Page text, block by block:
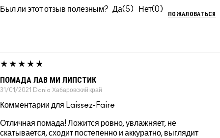
Был ли этот отзыв полезным? 5 0
ПОЖАЛОВАТЬСЯ
ПОМАДА ЛАВ МИ ЛИПСТИК
31/01/2021 Dania Хабаровский край
Комментарии для Laissez-Faire
Отличная помада! Ложится ровно, увлажняет, не
скатывается, сходит постепенно и аккуратно, выглядит